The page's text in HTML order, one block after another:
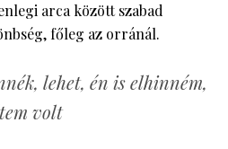
arca között szabad
főleg az orránál.
lehet, én is elhinném,
volt